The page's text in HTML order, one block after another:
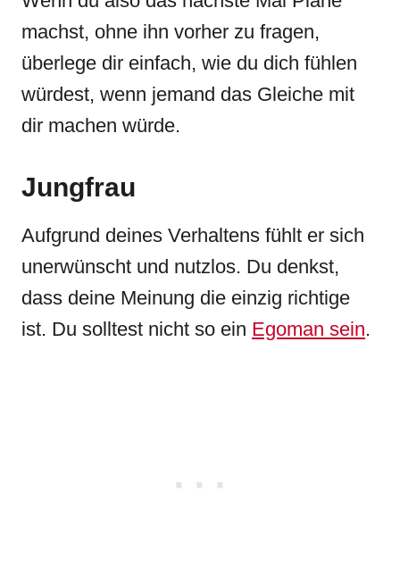
machst, ohne ihn vorher zu fragen,
überlege dir einfach, wie du dich fühlen
würdest, wenn jemand das Gleiche mit
dir machen würde.
Jungfrau
Aufgrund deines Verhaltens fühlt er sich
unerwünscht und nutzlos. Du denkst,
dass deine Meinung die einzig richtige
ist. Du solltest nicht so ein Egoman sein.